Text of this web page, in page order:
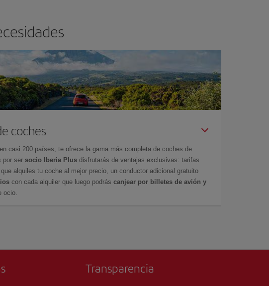
coches
en casi 200 países, te ofrece la gama más completa de coches de
por ser socio Iberia Plus disfrutarás de ventajas exclusivas: tarifas
alquiles tu coche al mejor precio, un conductor adicional gratuito
con cada alquiler que luego podrás canjear por billetes de avión y
ocio.
Transparencia